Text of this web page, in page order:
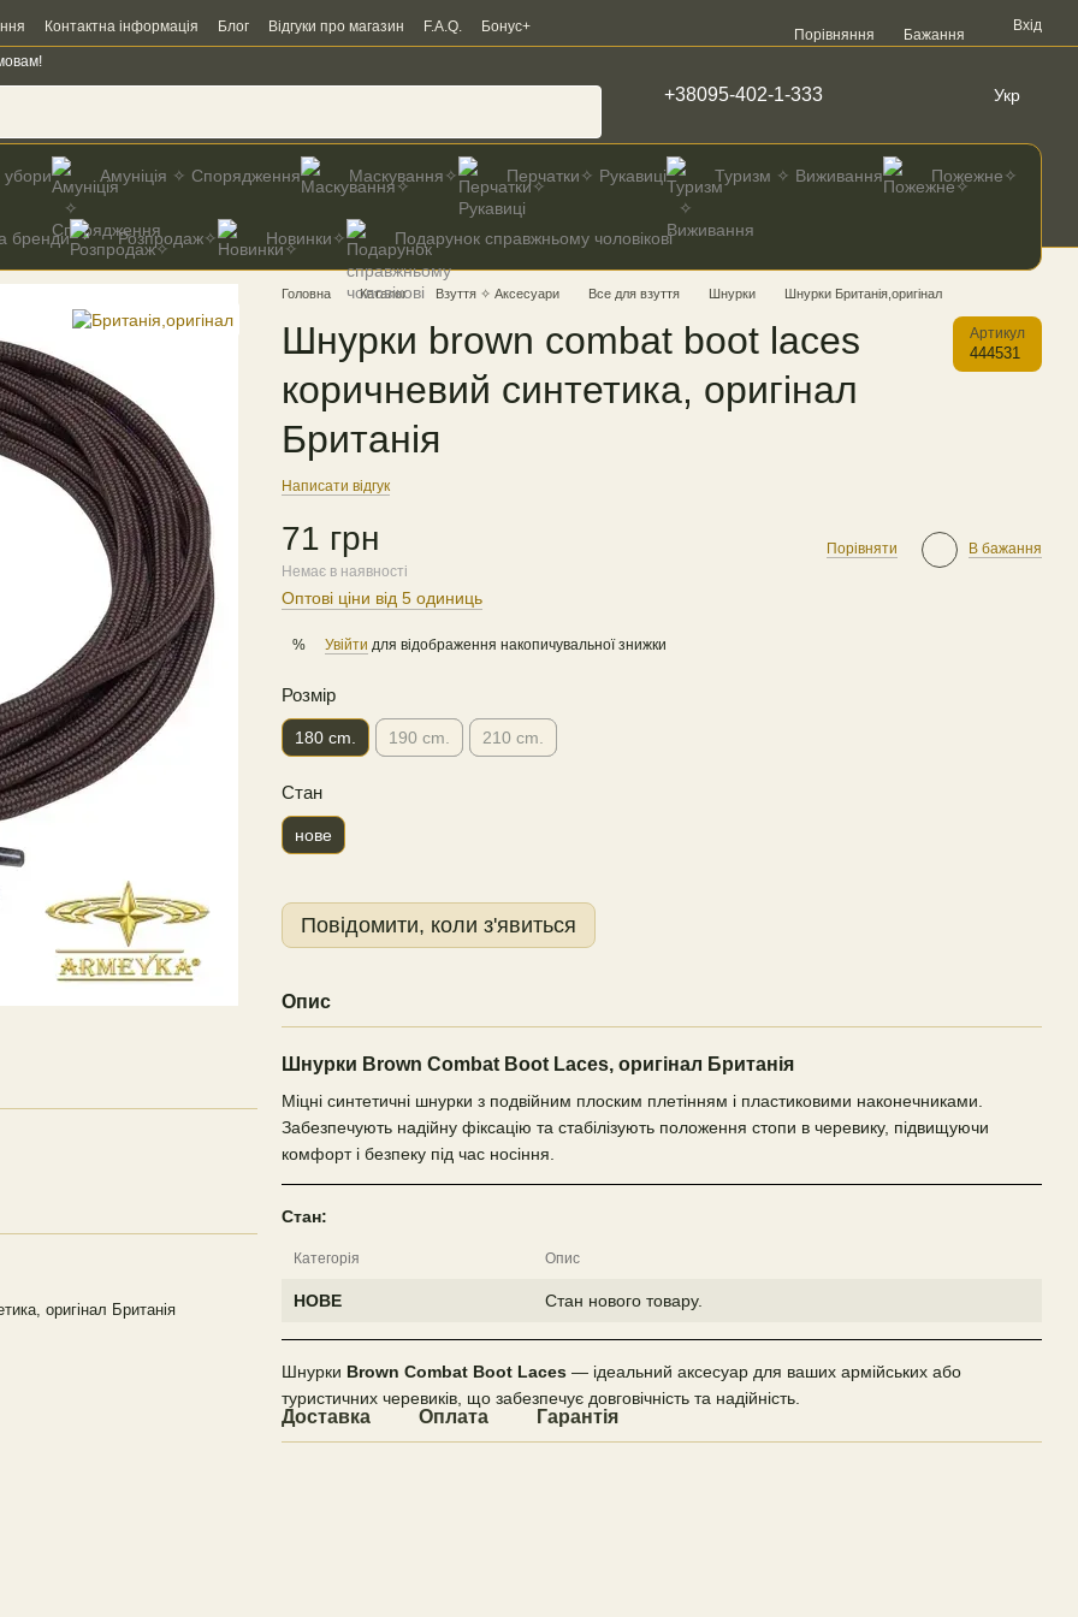
Контактна інформація Блог Відгуки про магазин F.A.Q. Бонус+ Порівняння Бажання
Вхід
+38095-402-1-333 Укр
убори Амуніція ✧ Спорядження Маскування✧ Перчатки✧ Рукавиці Туризм ✧ Виживання Пожежне✧
бренди Розпродаж✧ Новинки✧ Подарунок справжньому чоловікові
оригінал Британія
Головна Каталог Взуття ✧ Аксесуари Все для взуття Шнурки Шнурки Британія,оригінал
Шнурки brown combat boot laces
коричневий синтетика, оригінал
Британія
Артикул
444531
Написати відгук
71 грн
Немає в наявності
Порівняти В бажання
Оптові ціни від 5 одиниць
% Увійти для відображення накопичувальної знижки
Розмір
180 cm. 190 cm. 210 cm.
Стан
нове
Повідомити, коли з'явиться
Опис
Шнурки Brown Combat Boot Laces, оригінал Британія
Міцні синтетичні шнурки з подвійним плоским плетінням і пластиковими наконечниками.
Забезпечують надійну фіксацію та стабілізують положення стопи в черевику, підвищуючи
комфорт і безпеку під час носіння.
Стан:
Категорія Опис
НОВЕ Стан нового товару.
Шнурки Brown Combat Boot Laces — ідеальний аксесуар для ваших армійських або
туристичних черевиків, що забезпечує довговічність та надійність.
Доставка Оплата Гарантія